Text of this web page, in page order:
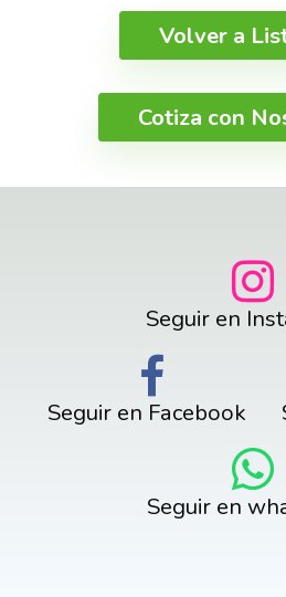
Volver a
Cotiza con
Seguir en
Seguir en Facebook
Seguir en